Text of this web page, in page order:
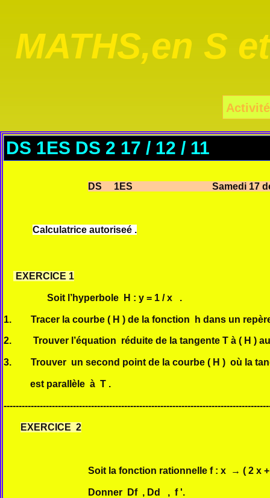
MATHS,en S
Activité
DS 1ES DS 2 17 / 12 / 11
DS 1ES Samedi 17
Calculatrice autoriseé .
EXERCICE 1
Soit l’hyperbole H : y = 1 / x .
1. Tracer la courbe ( H ) de la fonction h dans un
2. Trouver l’équation réduite de la tangente T à ( H ) au
3. Trouver un second point de la courbe ( H ) où la
est parallèle à T .
EXERCICE 2
Soit la fonction rationnelle f : x → ( 2 x
Donner Df , Dd , f '.